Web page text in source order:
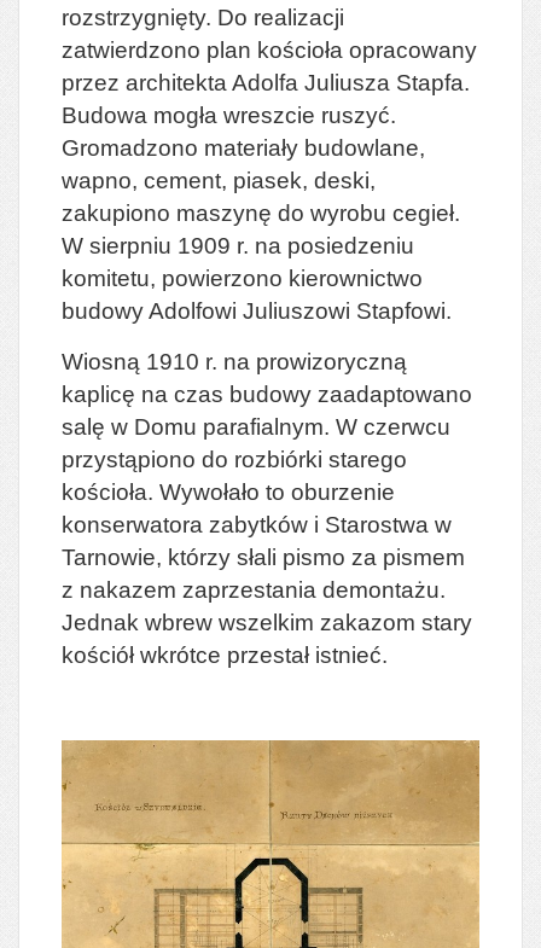
rozstrzygnięty. Do realizacji
zatwierdzono plan kościoła opracowany
przez architekta Adolfa Juliusza Stapfa.
Budowa mogła wreszcie ruszyć.
Gromadzono materiały budowlane,
wapno, cement, piasek, deski,
zakupiono maszynę do wyrobu cegieł.
W sierpniu 1909 r. na posiedzeniu
komitetu, powierzono kierownictwo
budowy Adolfowi Juliuszowi Stapfowi.
Wiosną 1910 r. na prowizoryczną
kaplicę na czas budowy zaadaptowano
salę w Domu parafialnym. W czerwcu
przystąpiono do rozbiórki starego
kościoła. Wywołało to oburzenie
konserwatora zabytków i Starostwa w
Tarnowie, którzy słali pismo za pismem
z nakazem zaprzestania demontażu.
Jednak wbrew wszelkim zakazom stary
kościół wkrótce przestał istnieć.